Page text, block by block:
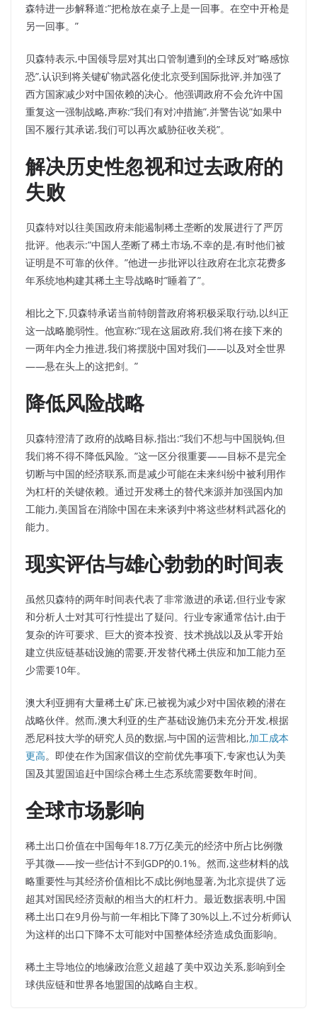
森特进一步解释道:”把枪放在桌子上是一回事。在空中开枪是
另一回事。”
贝森特表示,中国领导层对其出口管制遭到的全球反对”略感惊
恐”,认识到将关键矿物武器化使北京受到国际批评,并加强了
西方国家减少对中国依赖的决心。他强调政府不会允许中国
重复这一强制战略,声称:”我们有对冲措施”,并警告说”如果中
国不履行其承诺,我们可以再次威胁征收关税”。
解决历史性忽视和过去政府的
失败
贝森特对以往美国政府未能遏制稀土垄断的发展进行了严厉
批评。他表示:”中国人垄断了稀土市场,不幸的是,有时他们被
证明是不可靠的伙伴。”他进一步批评以往政府在北京花费多
年系统地构建其稀土主导战略时”睡着了”。
相比之下,贝森特承诺当前特朗普政府将积极采取行动,以纠正
这一战略脆弱性。他宣称:”现在这届政府,我们将在接下来的
一两年内全力推进,我们将摆脱中国对我们——以及对全世界
——悬在头上的这把剑。”
降低风险战略
贝森特澄清了政府的战略目标,指出:”我们不想与中国脱钩,但
我们将不得不降低风险。”这一区分很重要——目标不是完全
切断与中国的经济联系,而是减少可能在未来纠纷中被利用作
为杠杆的关键依赖。通过开发稀土的替代来源并加强国内加
工能力,美国旨在消除中国在未来谈判中将这些材料武器化的
能力。
现实评估与雄心勃勃的时间表
虽然贝森特的两年时间表代表了非常激进的承诺,但行业专家
和分析人士对其可行性提出了疑问。行业专家通常估计,由于
复杂的许可要求、巨大的资本投资、技术挑战以及从零开始
建立供应链基础设施的需要,开发替代稀土供应和加工能力至
少需要10年。
澳大利亚拥有大量稀土矿床,已被视为减少对中国依赖的潜在
战略伙伴。然而,澳大利亚的生产基础设施仍未充分开发,根据
悉尼科技大学的研究人员的数据,与中国的运营相比,加工成本
更高。即使在作为国家倡议的空前优先事项下,专家也认为美
国及其盟国追赶中国综合稀土生态系统需要数年时间。
全球市场影响
稀土出口价值在中国每年18.7万亿美元的经济中所占比例微
乎其微——按一些估计不到GDP的0.1%。然而,这些材料的战
略重要性与其经济价值相比不成比例地显著,为北京提供了远
超其对国民经济贡献的相当大的杠杆力。最近数据表明,中国
稀土出口在9月份与前一年相比下降了30%以上,不过分析师认
为这样的出口下降不太可能对中国整体经济造成负面影响。
稀土主导地位的地缘政治意义超越了美中双边关系,影响到全
球供应链和世界各地盟国的战略自主权。